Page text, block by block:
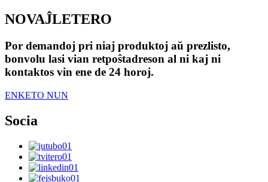
NOVAĴLETERO
Por demandoj pri niaj produktoj aŭ prezlisto,
bonvolu lasi vian retpoŝtadreson al ni kaj ni
kontaktos vin ene de 24 horoj.
ENKETO NUN
Socia